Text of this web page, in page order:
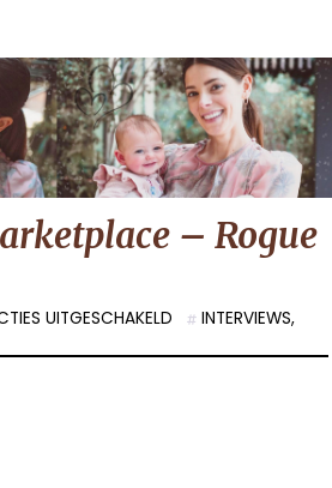
– Rogue
UITGESCHAKELD VOOR
DAY
INTERVIEWS,